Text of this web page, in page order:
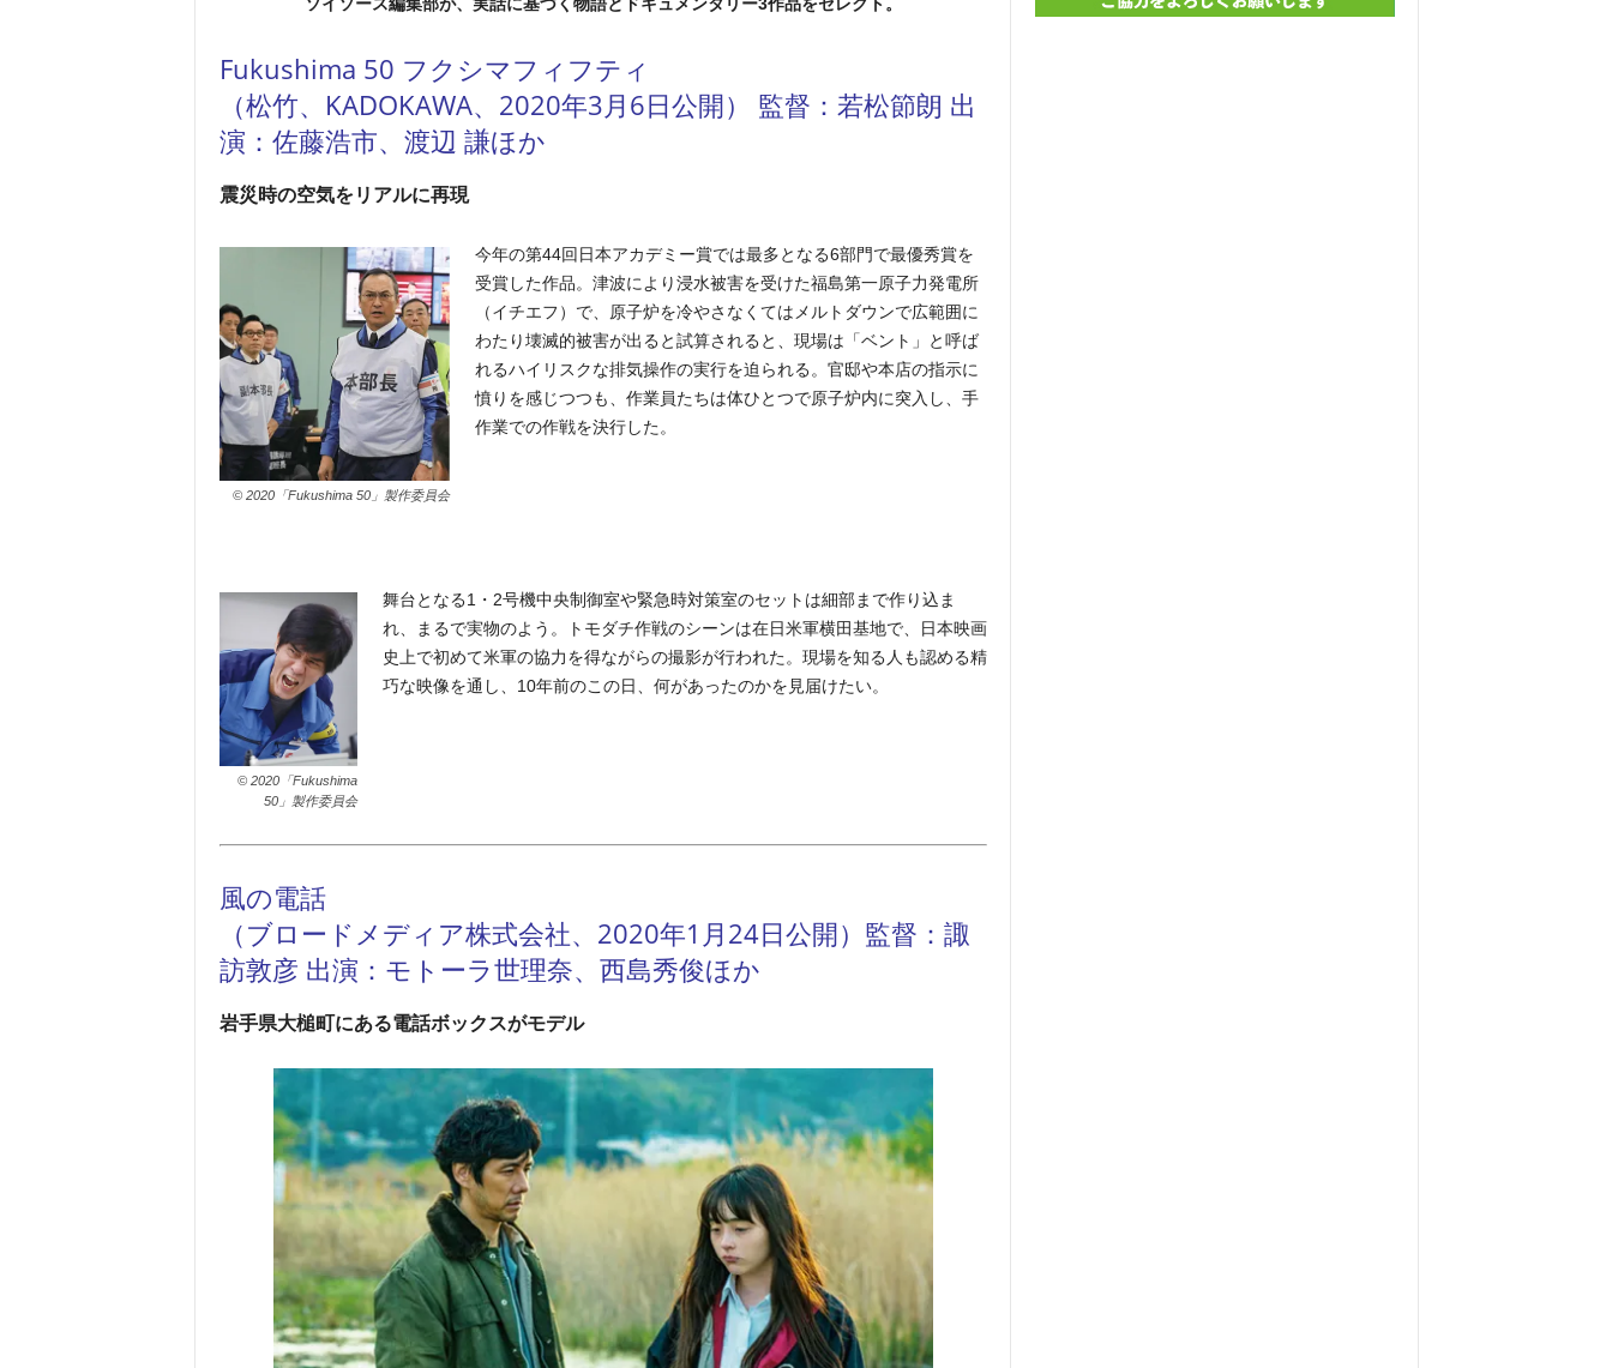
Fukushima 50 フクシマフィフティ
（松竹、KADOKAWA、2020年3月6日公開） 監督：若松節朗 出
演：佐藤浩市、渡辺 謙ほか
震災時の空気をリアルに再現
© 2020「Fukushima 50」製作委員会
今年の第44回日本アカデミー賞では最多となる6部門で最優秀賞を
受賞した作品。津波により浸水被害を受けた福島第一原子力発電所
（イチエフ）で、原子炉を冷やさなくてはメルトダウンで広範囲に
わたり壊滅的被害が出ると試算されると、現場は「ベント」と呼ば
れるハイリスクな排気操作の実行を迫られる。官邸や本店の指示に
憤りを感じつつも、作業員たちは体ひとつで原子炉内に突入し、手
作業での作戦を決行した。
© 2020「Fukushima
50」製作委員会
舞台となる1・2号機中央制御室や緊急時対策室のセットは細部まで作り込ま
れ、まるで実物のよう。トモダチ作戦のシーンは在日米軍横田基地で、日本映画
史上で初めて米軍の協力を得ながらの撮影が行われた。現場を知る人も認める精
巧な映像を通し、10年前のこの日、何があったのかを見届けたい。
風の電話
（ブロードメディア株式会社、2020年1月24日公開）監督：諏
訪敦彦 出演：モトーラ世理奈、西島秀俊ほか
岩手県大槌町にある電話ボックスがモデル